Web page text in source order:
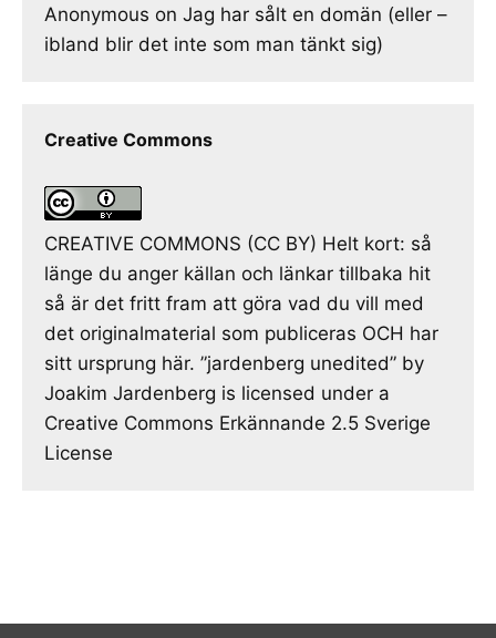
Anonymous on Jag har sålt en domän (eller –
ibland blir det inte som man tänkt sig)
Creative Commons
CREATIVE COMMONS (CC BY) Helt kort: så
länge du anger källan och länkar tillbaka hit
så är det fritt fram att göra vad du vill med
det originalmaterial som publiceras OCH har
sitt ursprung här. ”jardenberg unedited” by
Joakim Jardenberg is licensed under a
Creative Commons Erkännande 2.5 Sverige
License